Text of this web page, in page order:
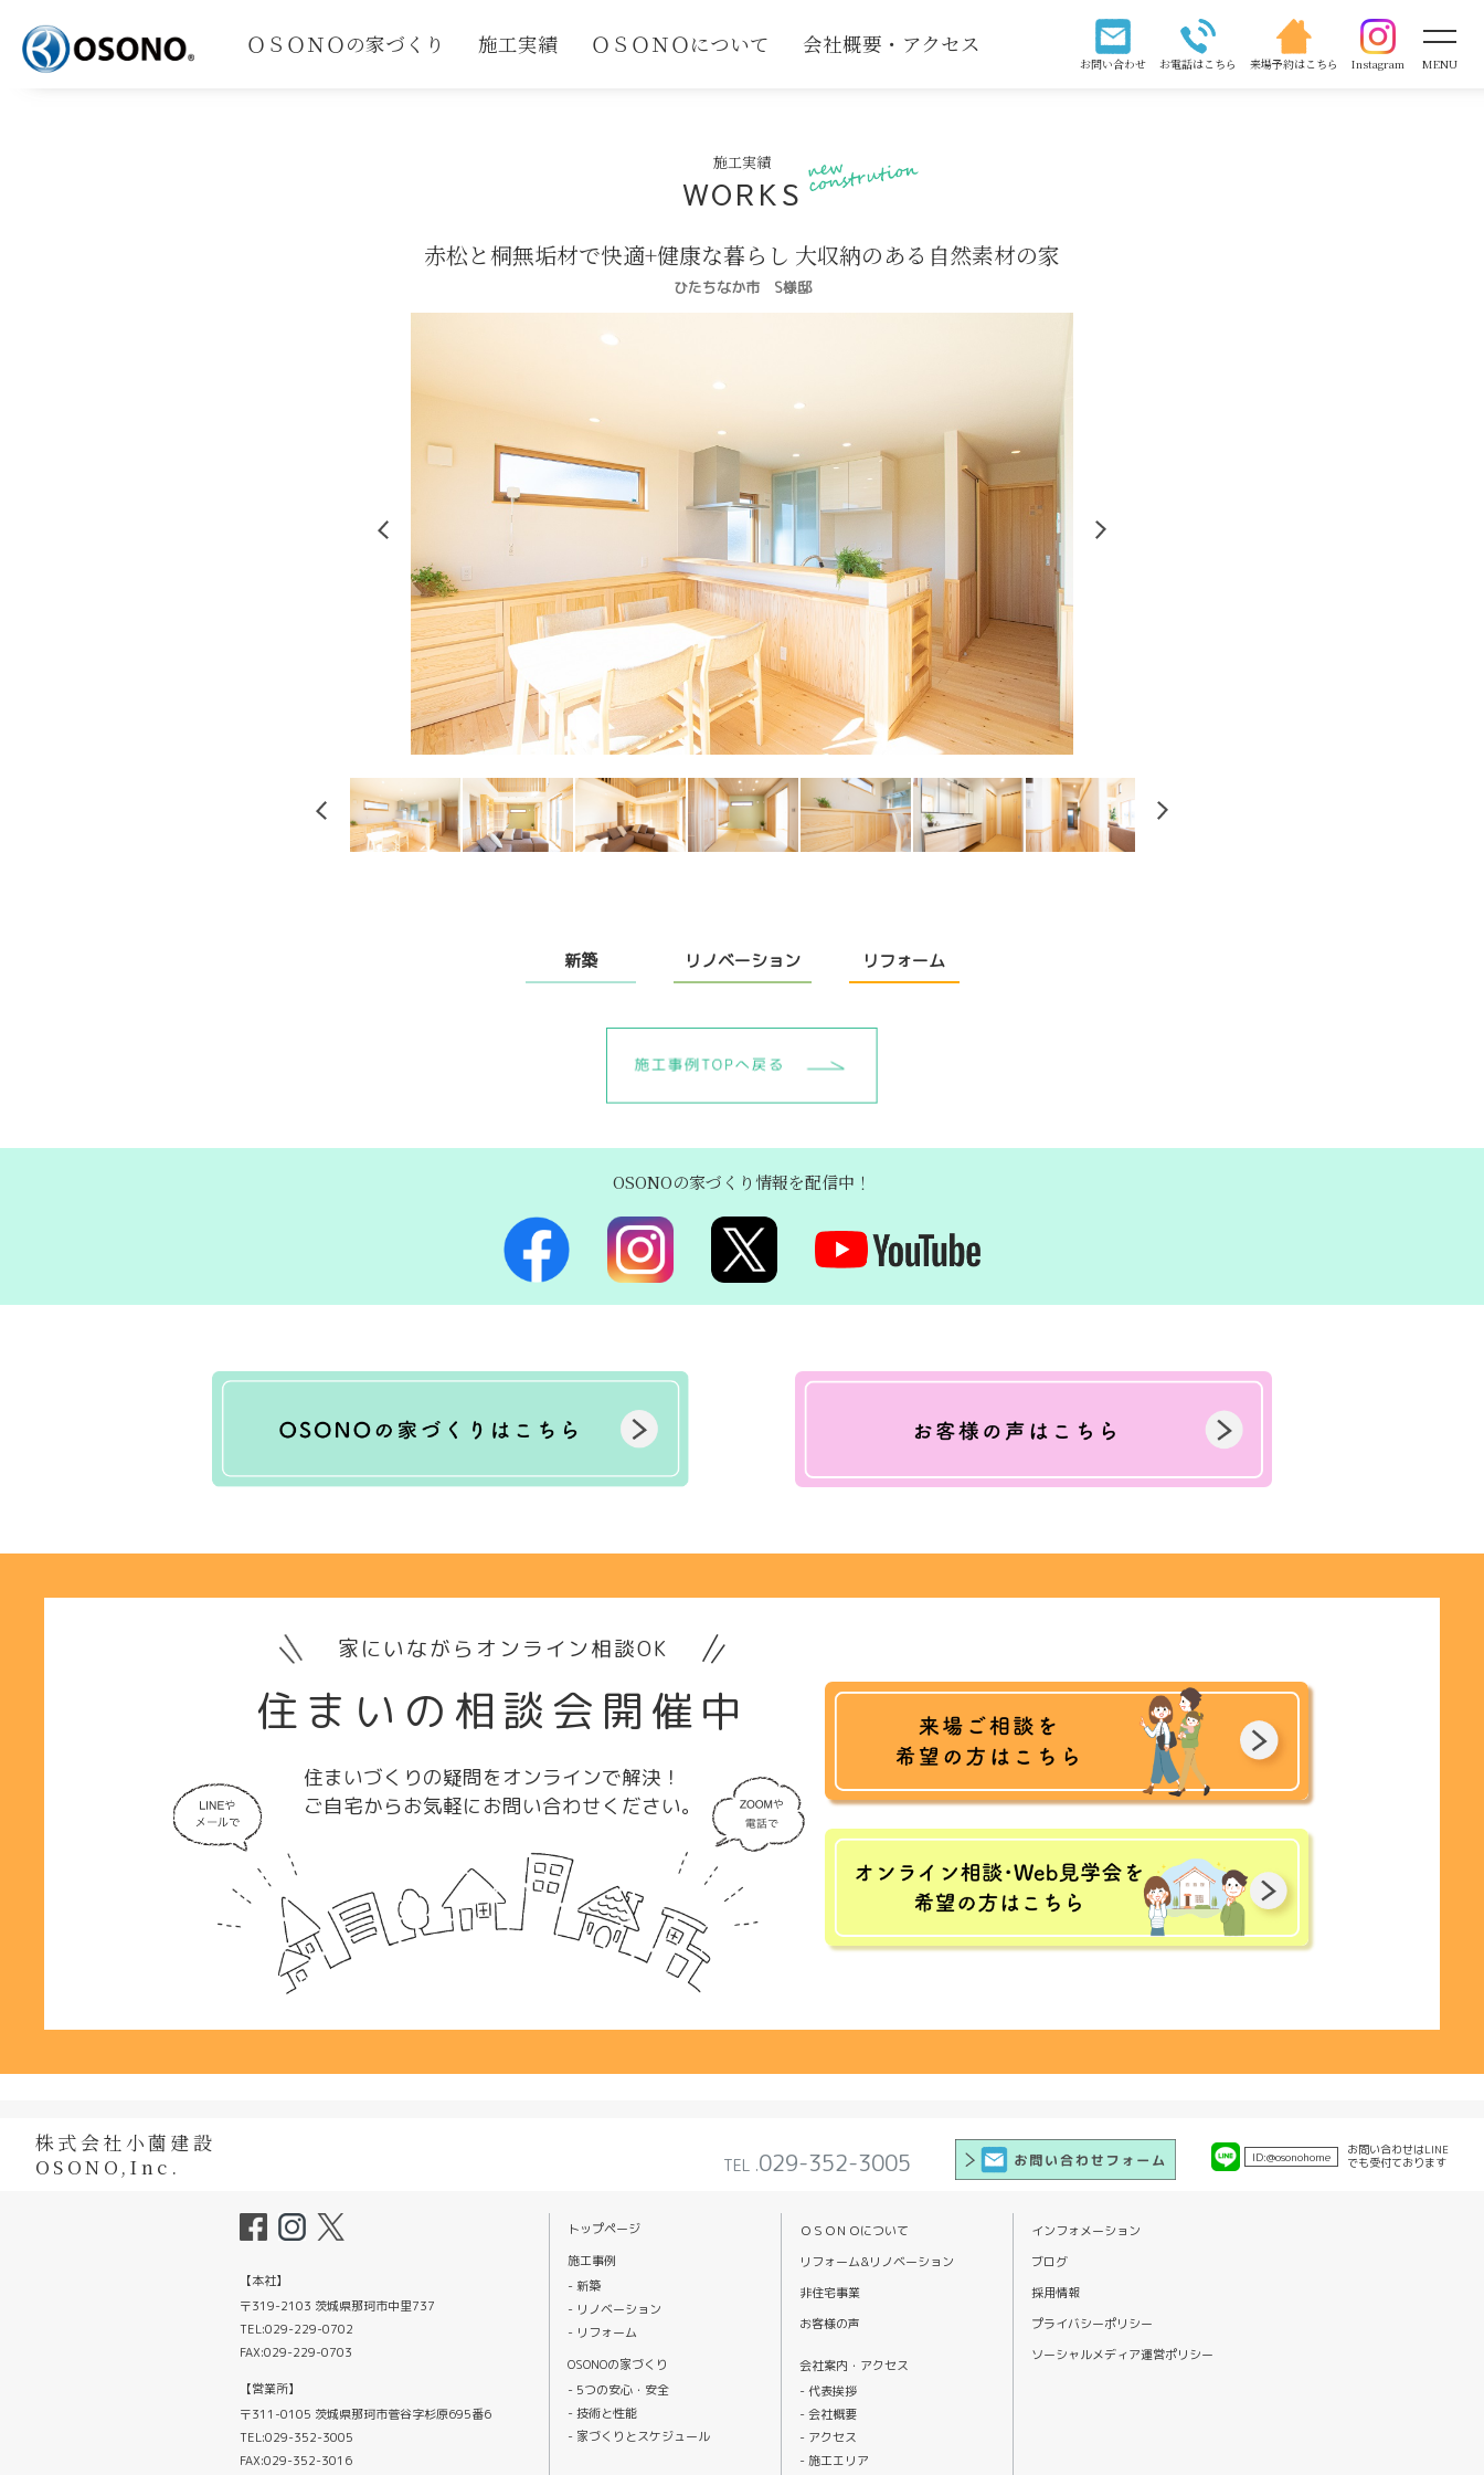
ＯＳＯＮＯの家づくり 施工実績 ＯＳＯＮＯについて 会社概要・アクセス
お問い合わせ お電話はこちら 来場予約はこちら Instagram MENU
施工実績
WORKS
赤松と桐無垢材で快適+健康な暮らし 大収納のある自然素材の家
ひたちなか市 S様邸
新築 リノベーション リフォーム
OSONOの家づくり情報を配信中！
家にいながらオンライン相談OK
住まいの相談会開催中
住まいづくりの疑問をオンラインで解決！
ご自宅からお気軽にお問い合わせください。
株式会社小薗建設
OSONO,Inc.
TEL .029-352-3005 お問い合わせはLINE
でも受付ております
ID:@osonohome
【本社】
〒319-2103 茨城県那珂市中里737
TEL:029-229-0702
FAX:029-229-0703
【営業所】
〒311-0105 茨城県那珂市菅谷字杉原695番6
TEL:029-352-3005
FAX:029-352-3016
トップページ
施工事例
新築
リノベーション
リフォーム
OSONOの家づくり
5つの安心・安全
技術と性能
家づくりとスケジュール
ＯＳＯＮＯについて
リフォーム&リノベーション
非住宅事業
お客様の声
会社案内・アクセス
代表挨拶
会社概要
アクセス
施工エリア
インフォメーション
ブログ
採用情報
プライバシーポリシー
ソーシャルメディア運営ポリシー